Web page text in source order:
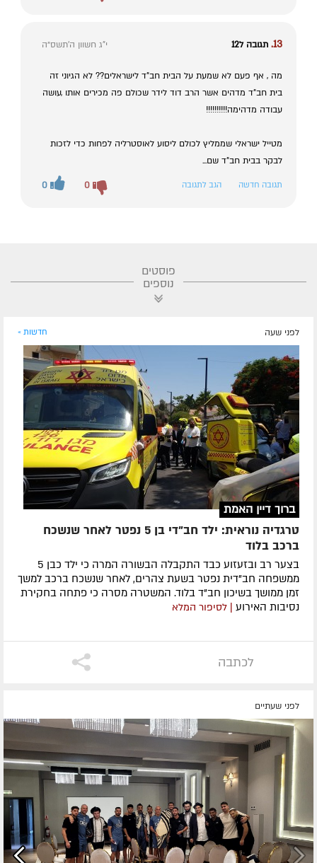
13. תגובה ל12 י"ג חשוון ה׳תשס״ה
מה , אף פעם לא שמעת על הבית חב"ד לישראלים?? לא הגיוני זה
בית חב"ד מדהים אשר הרב דוד לידר שכולם פה מכירים אותו ,עושה
עבודה מדהימה!!!!!!!!!!
מטייל ישראלי שממליץ לכולם ליסוע לאוסטרליה לפחות כדי לזכות
לבקר בבית חב"ד שם...
תגובה חדשה הגב לתגובה 0 0
פוסטים
נוספים
לפני שעה חדשות »
ברוך דיין האמת
טרגדיה נוראית: ילד חב"די בן 5 נפטר לאחר שנשכח
ברכב בלוד
בצער רב ובזעזוע כבד התקבלה הבשורה המרה כי ילד כבן 5
ממשפחה חב"דית נפטר בשעת צהרים, לאחר שנשכח ברכב למשך
זמן ממושך בשיכון חב"ד בלוד. המשטרה מסרה כי פתחה בחקירת
נסיבות האירוע
| לסיפור המלא
לכתבה
לפני שעתיים